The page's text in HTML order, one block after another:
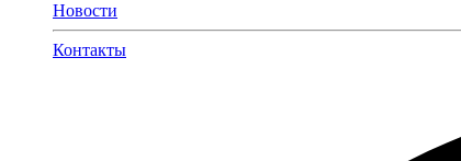
Новости
Контакты